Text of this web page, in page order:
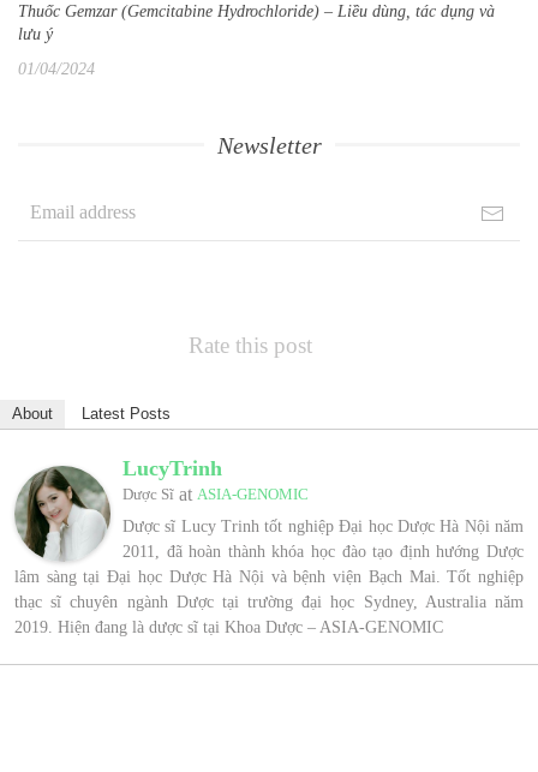
Thuốc Gemzar (Gemcitabine Hydrochloride) – Liều dùng, tác dụng và
lưu ý
01/04/2024
Newsletter
Rate this post
About Latest Posts
LucyTrinh
Dược Sĩ at ASIA-GENOMIC
Dược sĩ Lucy Trinh tốt nghiệp Đại học Dược Hà Nội năm
2011, đã hoàn thành khóa học đào tạo định hướng Dược
lâm sàng tại Đại học Dược Hà Nội và bệnh viện Bạch Mai. Tốt nghiệp
thạc sĩ chuyên ngành Dược tại trường đại học Sydney, Australia năm
2019. Hiện đang là dược sĩ tại Khoa Dược – ASIA-GENOMIC